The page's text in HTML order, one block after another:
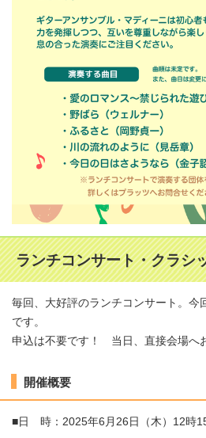
ランチコンサート・クラシ
毎回、大好評のランチコンサート。今
です。
申込は不要です！ 当日、直接会場へ
開催概要
■日 時：2025年6月26日（木）12時